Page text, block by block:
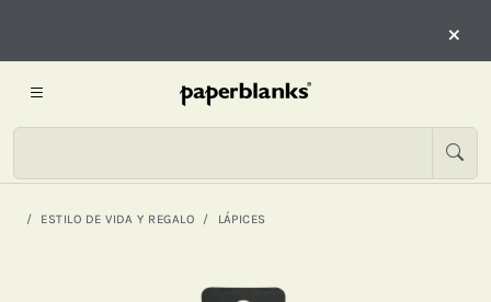
×
ESTILO DE VIDA Y REGALO LÁPICES